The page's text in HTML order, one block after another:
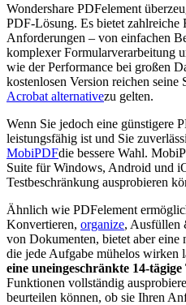
Wondershare PDFelement
PDF-Lösung. Es bietet zahlreiche
Anforderungen – von einfachen
komplexer Formularverarbeitung
wie der Performance bei großen
kostenlosen Version reichen seine
Acrobat alternativezu gelten.
Wenn Sie jedoch eine günstigere
leistungsfähig ist und Sie
MobiPDFdie bessere Wahl.
Suite für Windows, Android und
Testbeschränkung ausprobieren
Ähnlich wie PDFelement
Konvertieren, organize, Ausfüllen
von Dokumenten, bietet aber eine
die jede Aufgabe mühelos wirken
eine uneingeschränkte 14-tägige
Funktionen vollständig
beurteilen können, ob sie Ihren